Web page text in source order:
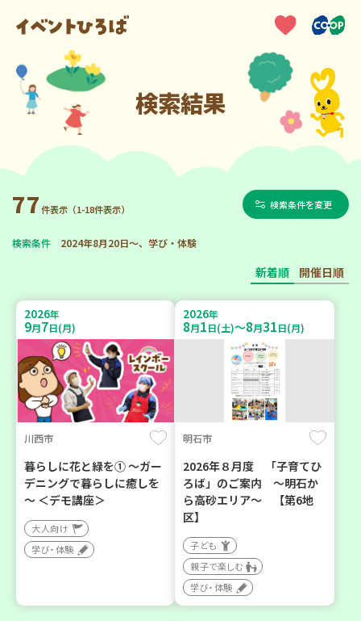
検索結果
77件表示（1-18件表示） 検索条件を変更
検索条件 2024年8月20日～、学び・体験
新着順 開催日順
2026年
9月7日(月)
川西市
暮らしに花と緑を① ～ガー
デニングで暮らしに癒しを
～ ＜デモ講座＞
大人向け
学び・体験
2026年
8月1日(土)～8月31日(月)
明石市
2026年８月度 「子育てひ
ろば」のご案内 ～明石か
ら高砂エリア～ 【第6地
区】
子ども
親子で楽しむ
学び・体験